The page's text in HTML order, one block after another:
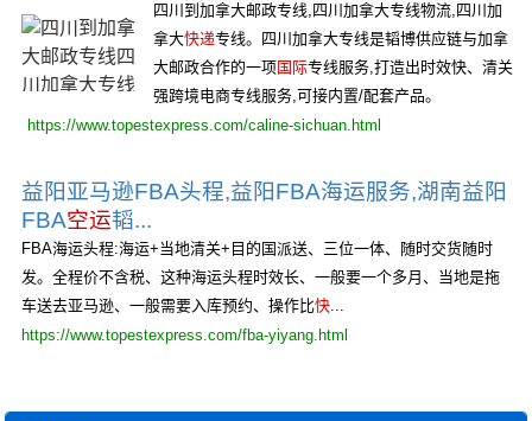
四川到加拿大邮政专线,四川加拿大专线物流,四川加
拿大快递专线。四川加拿大专线是韬博供应链与加拿
大邮政合作的一项国际专线服务,打造出时效快、清关
强跨境电商专线服务,可接内置/配套产品。
https://www.topestexpress.com/caline-sichuan.html
益阳亚马逊FBA头程,益阳FBA海运服务,湖南益阳
FBA空运韬...
FBA海运头程:海运+当地清关+目的国派送、三位一体、随时交货随时
发。全程价不含税、这种海运头程时效长、一般要一个多月、当地是拖
车送去亚马逊、一般需要入库预约、操作比快...
https://www.topestexpress.com/fba-yiyang.html